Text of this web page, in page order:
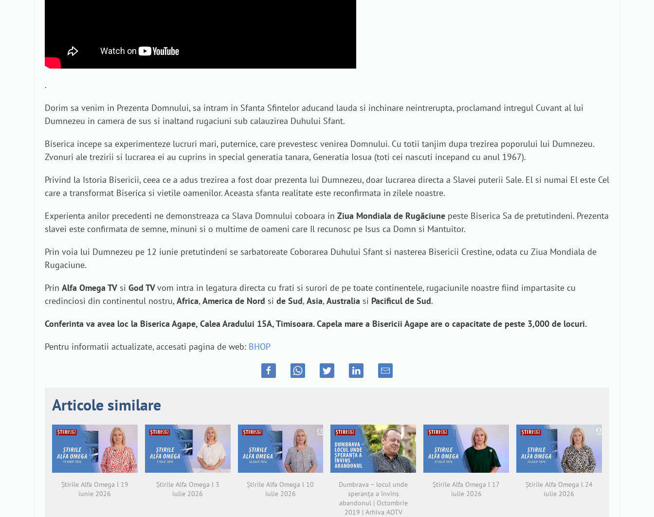
.
Dorim sa venim in Prezenta Domnului, sa intram in Sfanta Sfintelor aducand lauda si inchinare neintrerupta, proclamand intregul Cuvant al lui
Dumnezeu in camera de sus si inaltand rugaciuni sub calauzirea Duhului Sfant.
Biserica incepe sa experimenteze lucruri mari, puternice, care prevestesc venirea Domnului. Cu totii tanjim dupa trezirea poporului lui Dumnezeu.
Zvonuri ale trezirii si lucrarea ei au cuprins in special generatia tanara, Generatia Iosua (toti cei nascuti incepand cu anul 1967).
Privind la Istoria Bisericii, ceea ce a adus trezirea a fost doar prezenta lui Dumnezeu, doar lucrarea directa a Slavei puterii Sale. El si numai El este Cel
care a transformat Biserica si vietile oamenilor. Aceasta sfanta realitate este reconfirmata in zilele noastre.
Experienta anilor precedenti ne demonstreaza ca Slava Domnului coboara in Ziua Mondiala de Rugăciune peste Biserica Sa de pretutindeni. Prezenta
slavei este confirmata de semne, minuni si o multime de oameni care Il recunosc pe Isus ca Domn si Mantuitor.
Prin voia lui Dumnezeu pe 12 iunie pretutindeni se sarbatoreate Coborarea Duhului Sfant si nasterea Bisericii Crestine, odata cu Ziua Mondiala de
Rugaciune.
Prin Alfa Omega TV si God TVvom intra in legatura directa cu frati si surori de pe toate continentele, rugaciunile noastre fiind impartasite cu
credinciosi din continentul nostru,Africa,America de Nord si de Sud,Asia,Australia si Pacificul de Sud.
Conferinta va avea loc la Biserica Agape, Calea Aradului 15A, Timisoara. Capela mare a Bisericii Agape are o capacitate de peste 3,000 de locuri.
Pentru informatii actualizate, accesati pagina de web: BHOP
Articole similare
Știrile Alfa Omega l 19
iunie 2026
Știrile Alfa Omega l 3
iulie 2026
Știrile Alfa Omega l 10
iulie 2026
Dumbrava – locul unde
speranța a învins
abandonul | Octombrie
2019 | Arhiva AOTV
Știrile Alfa Omega l 17
iulie 2026
Știrile Alfa Omega l 24
iulie 2026